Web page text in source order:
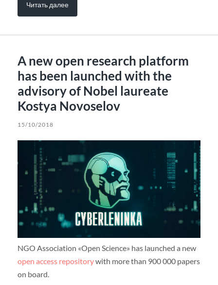
Читать далее
A new open research platform
has been launched with the
advisory of Nobel laureate
Kostya Novoselov
15/10/2018
NGO Association «Open Science» has launched a new
open access repositorywith more than 900 000 papers
on board.